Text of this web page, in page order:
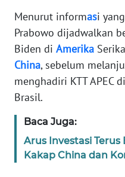
Menurut informasi
Prabowo dijadwalkan
Biden di Amerika
China, sebelum
menghadiri KTT APEC
Brasil.
Baca Juga:
Arus Investasi
Kakap China dan
INFO
IKLAN
TENTANG
MEDIA